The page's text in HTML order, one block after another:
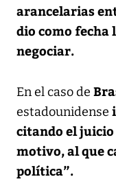
arancelarias
dio como fecha
negociar.
En el caso de
estadounidense
citando el
motivo, al que
política”.